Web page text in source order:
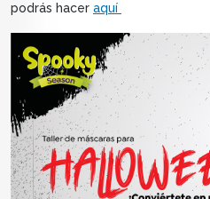
podrás hacer aquí